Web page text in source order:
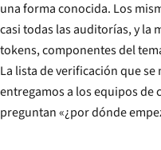
una forma conocida. Los mismos doce tipos de fallos se repiten en
casi todas las auditorías, y la mayoría son
tokens, componentes del
La lista de verificación que se muestra a continuación es lo que
entregamos a los equipos de comercio electrónico cuando
preguntan «¿por dónde